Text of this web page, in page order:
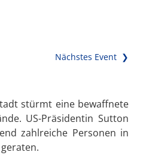
Nächstes Event ❯
stürmt eine bewaffnete
US-Präsidentin Sutton
zahlreiche Personen in